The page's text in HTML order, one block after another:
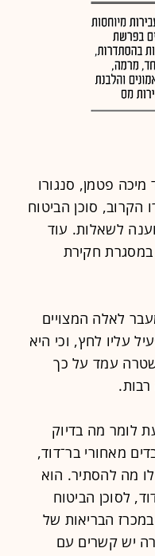
פטמן, סנגורו
הקרוב, סוכן הביטוח
לשאלות. עוד
במסגרת חקירת
לאלה המצויים
עליו לחץ, וכי היא
עמד על כך
לומר מה בדיוק
מאחורי בר־דוד,
לו מה להסתיר. הוא
לסוכן הביטוח
הבריאות של
יש קשרים עם